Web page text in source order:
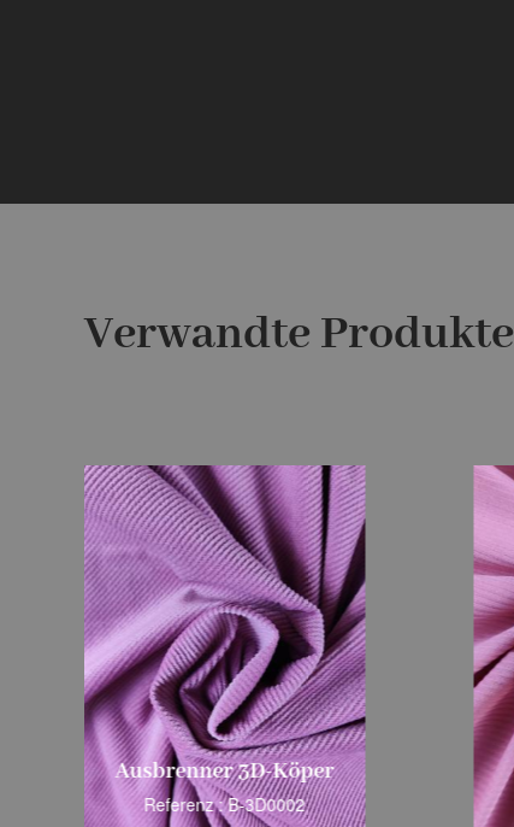
Verwandte Produkte
Ausbrenner 3D-Köper
Referenz : B-3D0002